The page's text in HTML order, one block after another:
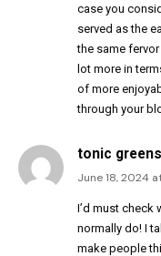
case you
served as the
the same
lot more in
of more
through your
tonic
June 18, 2024
I’d must check
normally do! I
make people